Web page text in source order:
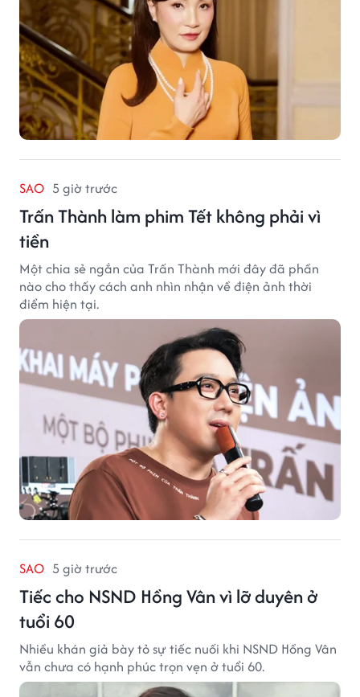
SAO 5 giờ trước
Trấn Thành làm phim Tết không phải vì
tiền
Một chia sẻ ngắn của Trấn Thành mới đây đã phần
nào cho thấy cách anh nhìn nhận về điện ảnh thời
điểm hiện tại.
SAO 5 giờ trước
Tiếc cho NSND Hồng Vân vì lỡ duyên ở
tuổi 60
Nhiều khán giả bày tỏ sự tiếc nuối khi NSND Hồng Vân
vẫn chưa có hạnh phúc trọn vẹn ở tuổi 60.